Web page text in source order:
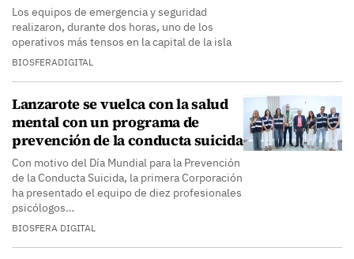
Los equipos de emergencia y seguridad
realizaron, durante dos horas, uno de los
operativos más tensos en la capital de la isla
BIOSFERADIGITAL
Lanzarote se vuelca con la salud
mental con un programa de
prevención de la conducta suicida
Con motivo del Día Mundial para la Prevención
de la Conducta Suicida, la primera Corporación
ha presentado el equipo de diez profesionales
psicólogos…
BIOSFERA DIGITAL